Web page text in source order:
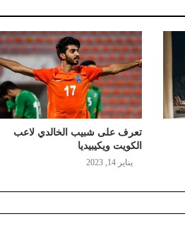
تعرف على شبيب الخالدي لاعب
الكويت ويكيبيديا
يناير 14, 2023